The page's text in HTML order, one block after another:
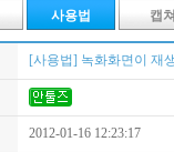
사용법 캡
[사용법] 녹화화면이 재
2012-01-16 12:23:17